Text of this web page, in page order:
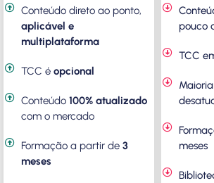
Conteúdo direto ao ponto,
aplicável e
multiplataforma
TCC é opcional
Conteúdo 100% atualizado
com o mercado
Formação a partir de 3
meses
pouco
TCC
meses